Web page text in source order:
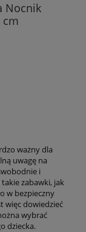
Nocnik
cm
ważny dla
uwagę na
i
zabawki, jak
w bezpieczny
więc dowiedzieć
wybrać
dziecka.